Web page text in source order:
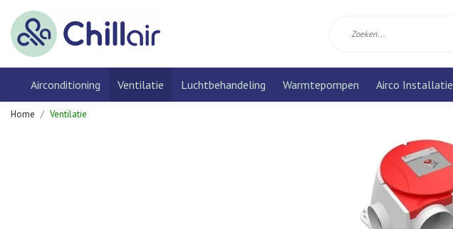
Airconditioning Ventilatie Luchtbehandeling Warmtepompen Airco Installatie
Home Ventilatie